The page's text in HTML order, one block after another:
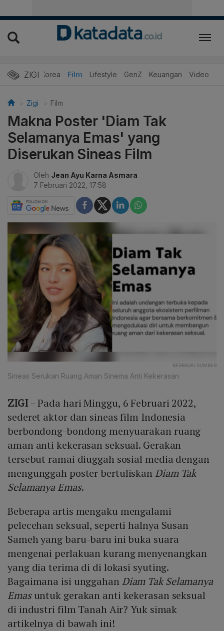
ZIGI
Hits Korea Film Lifestyle GenZ Keuangan Video
Zigi Film
Makna Poster 'Diam Tak
Selamanya Emas' yang
Diserukan Sineas Film
Oleh Jean Ayu Karna Asmara
7 Februari 2022, 17:58
BERBAGAI SUMBER
Sineas Serukan Ruang Aman Sinema Anti Kekerasan
ZIGI– Pada hari Minggu, 6 Februari 2022,
sederet aktor dan sineas film Indonesia
berbondong-bondong menyuarakan ruang
aman anti kekerasan seksual. Gerakan
tersebut ramai diuggah sosial media dengan
mengunggah poster bertuliskan Diam Tak
Selamanya Emas.
Beberapa artis mengaku mengalami
pelecehan seksual, seperti halnya Susan
Sameh yang baru-baru ini buka suara
mengenai perlakuan kurang menyenangkan
yang dia terima di di lokasi syuting.
Bagaimana isi unggahan Diam Tak Selamanya
Emasuntuk gerakan anti kekerasan seksual
di industri film Tanah Air? Yuk simak
artikelnya di bawah ini!